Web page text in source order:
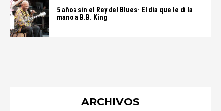
5 años sin el Rey del Blues- El día que le di la
mano a B.B. King
ARCHIVOS